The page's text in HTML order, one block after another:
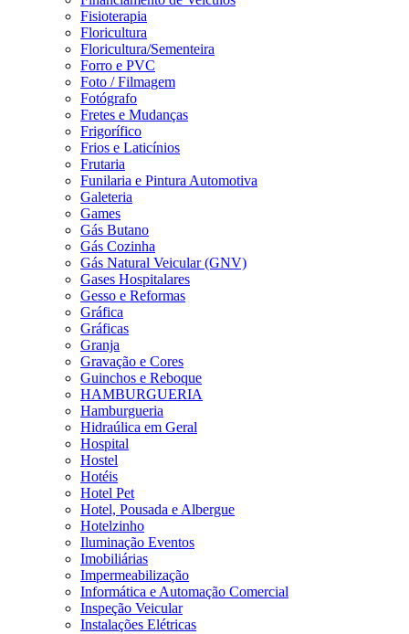
Fisioterapia
Floricultura
Floricultura/Sementeira
Forro e PVC
Foto / Filmagem
Fotógrafo
Fretes e Mudanças
Frigorífico
Frios e Laticínios
Frutaria
Funilaria e Pintura Automotiva
Galeteria
Games
Gás Butano
Gás Cozinha
Gás Natural Veicular (GNV)
Gases Hospitalares
Gesso e Reformas
Gráfica
Gráficas
Granja
Gravação e Cores
Guinchos e Reboque
HAMBURGUERIA
Hamburgueria
Hidraúlica em Geral
Hospital
Hostel
Hotéis
Hotel Pet
Hotel, Pousada e Albergue
Hotelzinho
Iluminação Eventos
Imobiliárias
Impermeabilização
Informática e Automação Comercial
Inspeção Veicular
Instalações Elétricas